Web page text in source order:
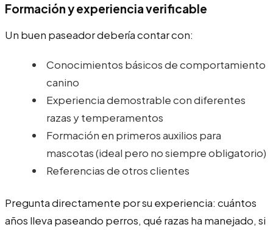
Formación y experiencia verificable
Un buen paseador debería contar con:
Conocimientos básicos de comportamiento
canino
Experiencia demostrable con diferentes
razas y temperamentos
Formación en primeros auxilios para
mascotas (ideal pero no siempre obligatorio)
Referencias de otros clientes
Pregunta directamente por su experiencia: cuántos
años lleva paseando perros, qué razas ha manejado, si